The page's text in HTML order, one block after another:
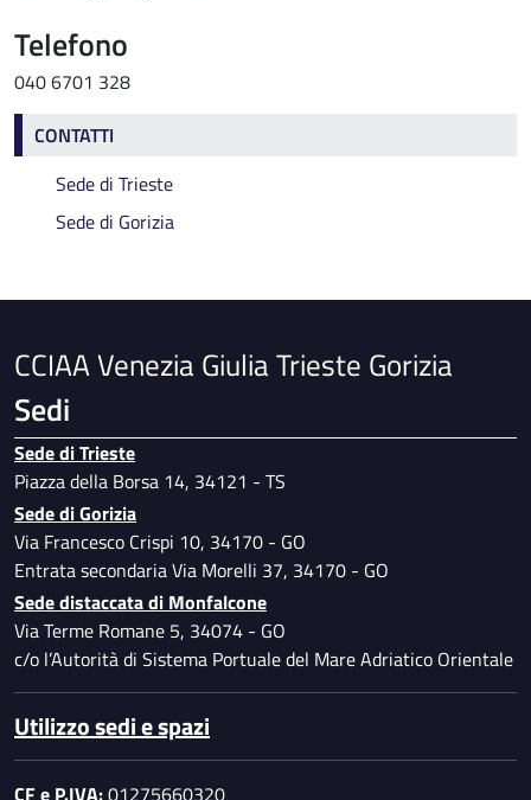
Telefono
040 6701 328
Contatti
CONTATTI
Sede di Trieste
Sede di Gorizia
CCIAA Venezia Giulia Trieste Gorizia
Sedi
Sede di Trieste
Piazza della Borsa 14, 34121 - TS
Sede di Gorizia
Via Francesco Crispi 10, 34170 - GO
Entrata secondaria Via Morelli 37, 34170 - GO
Sede distaccata di Monfalcone
Via Terme Romane 5, 34074 - GO
c/o l’Autorità di Sistema Portuale del Mare Adriatico Orientale
Utilizzo sedi e spazi
CF e P.IVA:01275660320